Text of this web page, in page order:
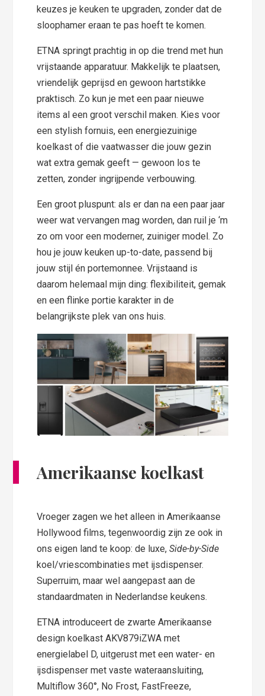
keuzes je keuken te upgraden, zonder dat de
sloophamer eraan te pas hoeft te komen.
ETNA springt prachtig in op die trend met hun
vrijstaande apparatuur. Makkelijk te plaatsen,
vriendelijk geprijsd en gewoon hartstikke
praktisch. Zo kun je met een paar nieuwe
items al een groot verschil maken. Kies voor
een stylish fornuis, een energiezuinige
koelkast of die vaatwasser die jouw gezin
wat extra gemak geeft — gewoon los te
zetten, zonder ingrijpende verbouwing.
Een groot pluspunt: als er dan na een paar jaar
weer wat vervangen mag worden, dan ruil je ‘m
zo om voor een moderner, zuiniger model. Zo
hou je jouw keuken up-to-date, passend bij
jouw stijl én portemonnee. Vrijstaand is
daarom helemaal mijn ding: flexibiliteit, gemak
en een flinke portie karakter in de
belangrijkste plek van ons huis.
Amerikaanse koelkast
Vroeger zagen we het alleen in Amerikaanse
Hollywood films, tegenwoordig zijn ze ook in
ons eigen land te koop: de luxe,Side-by-Side
koel/vriescombinaties met ijsdispenser.
Superruim, maar wel aangepast aan de
standaardmaten in Nederlandse keukens.
ETNA introduceert de zwarte Amerikaanse
design koelkast AKV879iZWA met
energielabel D, uitgerust met een water- en
ijsdispenser met vaste wateraansluiting,
Multiflow 360°, No Frost, FastFreeze,